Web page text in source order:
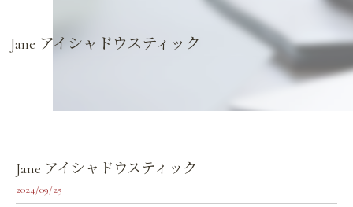
Jane アイシャドウスティック
Jane アイシャドウスティック
2024/09/25